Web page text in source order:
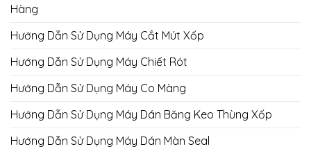
Hàng
Hướng Dẫn Sử Dụng Máy Cắt Mút Xốp
Hướng Dẫn Sử Dụng Máy Chiết Rót
Hướng Dẫn Sử Dụng Máy Co Màng
Hướng Dẫn Sử Dụng Máy Dán Băng Keo Thùng Xốp
Hướng Dẫn Sử Dụng Máy Dán Màn Seal